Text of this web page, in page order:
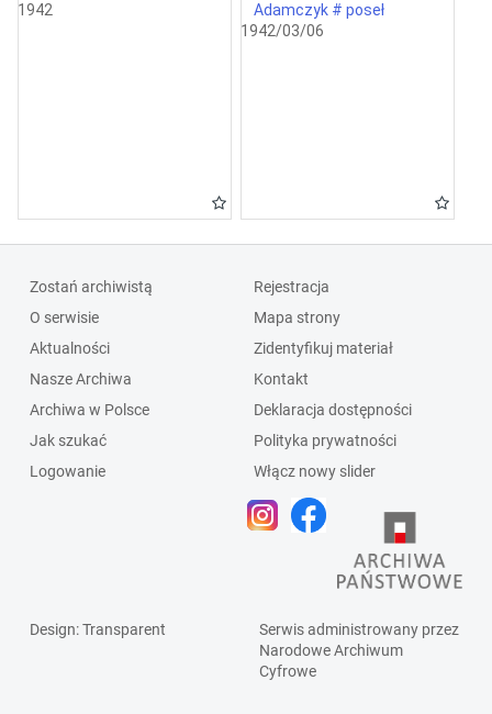
1942
Adamczyk # poseł
1942/03/06
Zostań archiwistą
O serwisie
Aktualności
Nasze Archiwa
Archiwa w Polsce
Jak szukać
Logowanie
Rejestracja
Mapa strony
Zidentyfikuj materiał
Kontakt
Deklaracja dostępności
Polityka prywatności
Włącz nowy slider
Design: Transparent
Serwis administrowany przez
Narodowe Archiwum
Cyfrowe